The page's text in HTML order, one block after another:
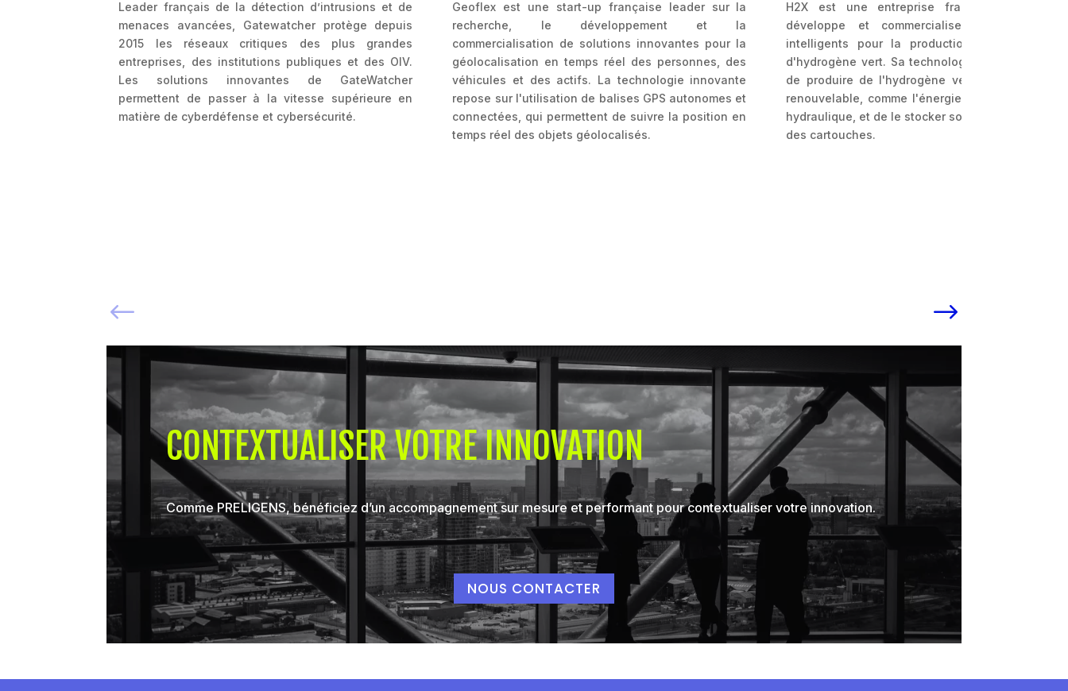
Leader français de la détection d’intrusions et de
menaces avancées, Gatewatcher protège depuis
2015 les réseaux critiques des plus grandes
entreprises, des institutions publiques et des OIV.
Les solutions innovantes de GateWatcher
permettent de passer à la vitesse supérieure en
matière de cyberdéfense et cybersécurité.
Geoflex est une start-up française leader sur la
recherche, le développement et la
commercialisation de solutions innovantes pour la
géolocalisation en temps réel des personnes, des
véhicules et des actifs. La technologie innovante
repose sur l'utilisation de balises GPS autonomes et
connectées, qui permettent de suivre la position en
temps réel des objets géolocalisés.
H2X est une entreprise française qui
développe et commercialise des
intelligents pour la production et la
d'hydrogène vert. Sa technologie innovante
de produire de l'hydrogène vert à partir
renouvelable, comme l'énergie solaire, éolienne
hydraulique, et de le stocker sous forme solide
des cartouches.
CONTEXTUALISER VOTRE INNOVATION
Comme PRELIGENS, bénéficiez d’un accompagnement sur mesure et performant pour contextualiser votre innovation.
NOUS CONTACTER